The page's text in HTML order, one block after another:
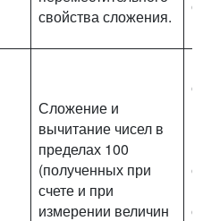
свойства сложения.
Сложение и
вычитание чисел в
пределах 100
(полученных при
счете и при
измерении величин